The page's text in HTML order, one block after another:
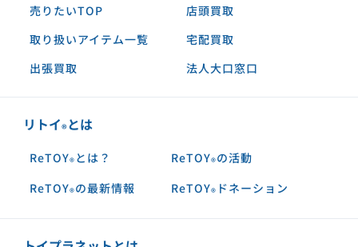
売りたいTOP
店頭買取
取り扱いアイテム一覧
宅配買取
出張買取
法人大口窓口
リトイ®︎とは
ReTOY®︎とは？ ReTOY®︎の活動
ReTOY®︎の最新情報 ReTOY®︎ ドネーション